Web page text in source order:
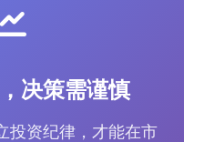
决策需谨慎
投资纪律，才能在市